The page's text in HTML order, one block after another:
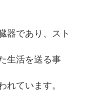
器であり、スト
生活を送る事
れています。